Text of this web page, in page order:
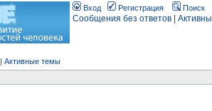
Вход Регистрация Поиск
Сообщения без ответов
| Активные темы